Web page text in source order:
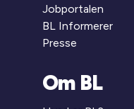
Jobportalen
BL Informerer
Presse
Om BL